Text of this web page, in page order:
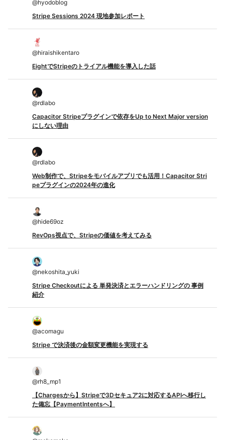
@hyodoblog
Stripe Sessions 2024 現地参加レポート
@hiraishikentaro
EightでStripeのトライアル機能を導入した話
@rdlabo
Capacitor Stripeプラグインで依存をUp to Next Major version
にしない理由
@rdlabo
Web制作で、Stripeをモバイルアプリでも活用！Capacitor Stri
peプラグインの2024年の進化
@hide69oz
RevOps視点で、Stripeの価値を考えてみる
@nekoshita_yuki
Stripe Checkoutによる 単発決済とエラーハンドリングの 事例
紹介
@acomagu
Stripe で決済後の金額変更機能を実現する
@rh8_mp1
【Chargesから】Stripeで3Dセキュア2に対応するAPIへ移行し
た備忘【PaymentIntentsへ】